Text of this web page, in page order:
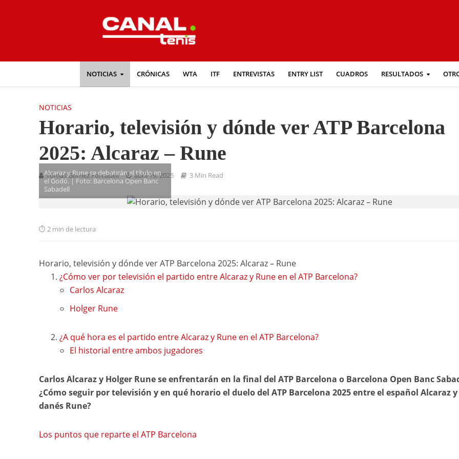
NOTICIAS CRÓNICAS WTA ITF ENTREVISTAS ENTRY LIST CUADROS RESULTADOS
NOTICIAS
Horario, televisión y dónde ver ATP Barcelona
2025: Alcaraz – Rune
Tomás Gómez Forcadell abril 19, 2025 3 Min Read
Alcaraz y Rune se debatirán el título en
el Godó. | Foto: Barcelona Open Banc
Sabadell
2 min de lectura
Horario, televisión y dónde ver ATP Barcelona 2025: Alcaraz – Rune
¿Cómo ver por televisión el partido entre Alcaraz y Rune en el ATP Barcelona?
Carlos Alcaraz
Holger Rune
¿A qué hora es el partido entre Alcaraz y Rune en el ATP Barcelona?
El historial entre ambos jugadores
Carlos Alcaraz y Holger Rune se enfrentarán en la final del ATP Barcelona o Barcelona Open Banc
¿Cómo seguir por televisión y en qué horario el duelo del ATP Barcelona 2025 entre el español Alcaraz y
danés Rune?
Los puntos que reparte el ATP Barcelona